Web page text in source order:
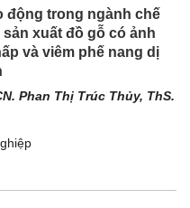
động trong ngành chế
xuất đồ gỗ có ảnh
và viêm phế nang dị
Phan Thị Trúc Thủy, ThS.